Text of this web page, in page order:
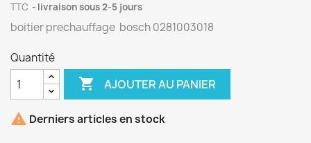
TTC livraison sous 2-5 jours
boitier prechauffage bosch 0281003018
Quantité
 AJOUTER AU PANIER
 Derniers articles en stock